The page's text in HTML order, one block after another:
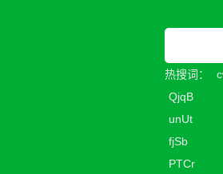
热搜词：
QjqB
unUt
fjSb
PTCr